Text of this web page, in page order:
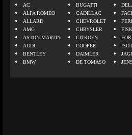
AC
ALFA ROMEO
ALLARD
AMG
ASTON MARTIN
AUDI
BENTLEY
BMW
BUGATTI
CADILLAC
CHEVROLET
CHRYSLER
CITROEN
COOPER
DAIMLER
DE TOMASO
ISO